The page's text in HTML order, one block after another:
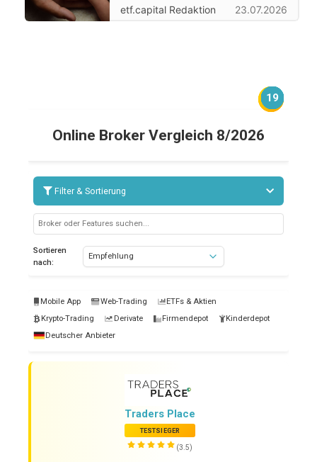
etf.capital Redaktion 23.07.2026